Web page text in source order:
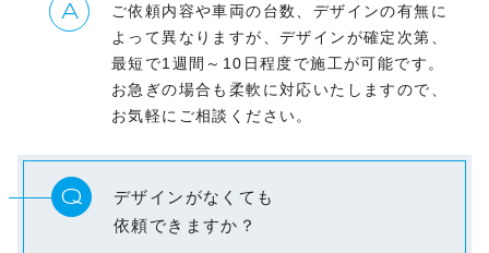
A
ご依頼内容や車両の台数、デザインの有無に
よって異なりますが、デザインが確定次第、
最短で1週間～10日程度で施工が可能です。
お急ぎの場合も柔軟に対応いたしますので、
お気軽にご相談ください。
Q
デザインがなくても
依頼できますか？